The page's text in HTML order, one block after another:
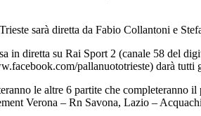
sarà diretta da Fabio Collantoni e
diretta su Rai Sport 2 (canale 58 del
pallanuototrieste) darà tutti
le altre 6 partite che completeranno
Verona – Rn Savona, Lazio –